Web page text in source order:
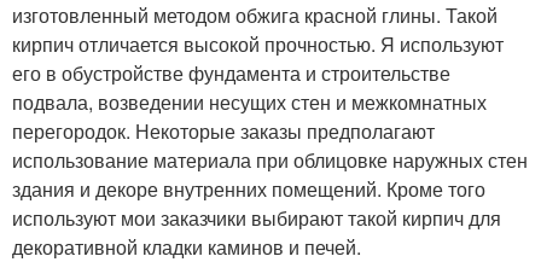
изготовленный методом обжига красной глины. Такой
кирпич отличается высокой прочностью. Я используют
его в обустройстве фундамента и строительстве
подвала, возведении несущих стен и межкомнатных
перегородок. Некоторые заказы предполагают
использование материала при облицовке наружных стен
здания и декоре внутренних помещений. Кроме того
используют мои заказчики выбирают такой кирпич для
декоративной кладки каминов и печей.